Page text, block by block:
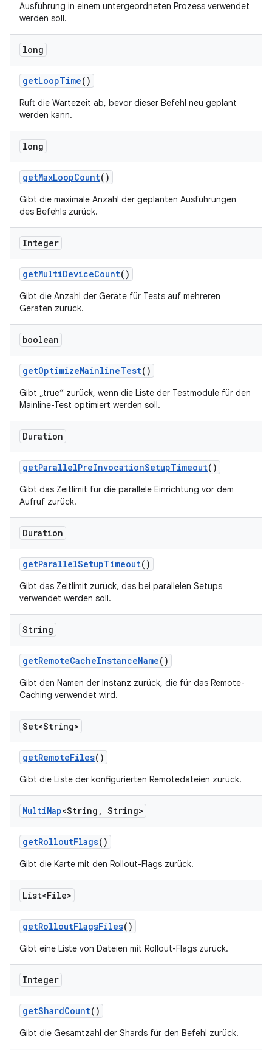
Ausführung in einem untergeordneten Prozess verwendet
werden soll.
long
getLoopTime()
Ruft die Wartezeit ab, bevor dieser Befehl neu geplant
werden kann.
long
getMaxLoopCount()
Gibt die maximale Anzahl der geplanten Ausführungen
des Befehls zurück.
Integer
getMultiDeviceCount()
Gibt die Anzahl der Geräte für Tests auf mehreren
Geräten zurück.
boolean
getOptimizeMainlineTest()
Gibt „true“ zurück, wenn die Liste der Testmodule für den
Mainline-Test optimiert werden soll.
Duration
getParallelPreInvocationSetupTimeout()
Gibt das Zeitlimit für die parallele Einrichtung vor dem
Aufruf zurück.
Duration
getParallelSetupTimeout()
Gibt das Zeitlimit zurück, das bei parallelen Setups
verwendet werden soll.
String
getRemoteCacheInstanceName()
Gibt den Namen der Instanz zurück, die für das Remote-
Caching verwendet wird.
Set<String>
getRemoteFiles()
Gibt die Liste der konfigurierten Remotedateien zurück.
MultiMap<String , String>
getRolloutFlags()
Gibt die Karte mit den Rollout-Flags zurück.
List<File>
getRolloutFlagsFiles()
Gibt eine Liste von Dateien mit Rollout-Flags zurück.
Integer
getShardCount()
Gibt die Gesamtzahl der Shards für den Befehl zurück.